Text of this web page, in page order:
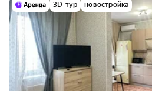
3D-тур новостройка